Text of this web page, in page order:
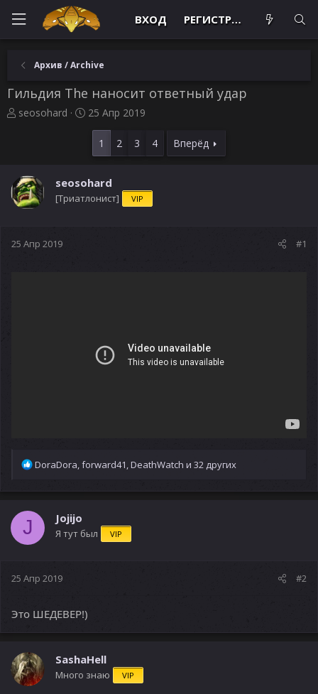
ВХОД РЕГИСТРАЦИЯ
Архив / Archive
Гильдия The наносит ответный удар
А
т
е
м
seosohard
Д
а
а
а
25 Апр 2019
1 2 3 4 Вперёд
seosohard
[Триатлонист] VIP
25 Апр 2019 #1
Р
а
ц
и
DoraDora forward41 DeathWatch и 32 других
J Jojijo
Я тут был VIP
25 Апр 2019 #2
Это ШЕДЕВЕР!)
SashaHell
Много знаю VIP